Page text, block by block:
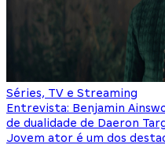
Séries, TV e Streaming
Entrevista: Benjamin
de dualidade de Daeron
Jovem ator é um dos